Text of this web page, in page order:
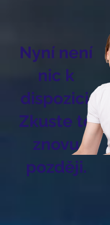
Nyní není
nic k
dispozici.
Zkuste to
znovu
později.